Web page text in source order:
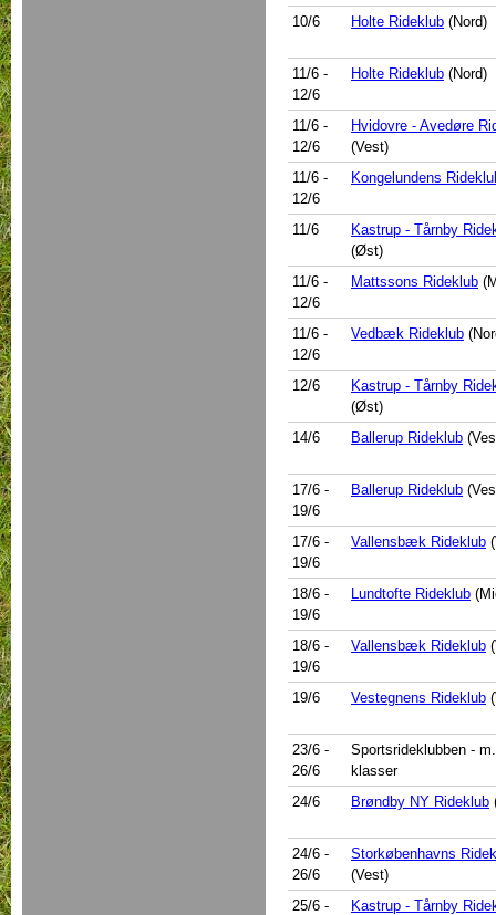
10/6 Holte Rideklub (Nord)
11/6 -
12/6
Holte Rideklub (Nord)
11/6 -
12/6
Hvidovre - Avedøre
(Vest)
11/6 -
12/6
Kongelundens
11/6
Kastrup - Tårnby
(Øst)
11/6 -
12/6
Mattssons Rideklub
11/6 -
12/6
Vedbæk Rideklub
12/6
Kastrup - Tårnby
(Øst)
14/6
Ballerup Rideklub
17/6 -
19/6
Ballerup Rideklub
17/6 -
19/6
Vallensbæk Rideklub
18/6 -
19/6
Lundtofte Rideklub
18/6 -
19/6
Vallensbæk Rideklub
19/6 Vestegnens Rideklub
23/6 -
26/6
Sportsrideklubben -
klasser
24/6
Brøndby NY Rideklub
24/6 -
26/6
Storkøbenhavns
(Vest)
25/6 -
Kastrup - Tårnby